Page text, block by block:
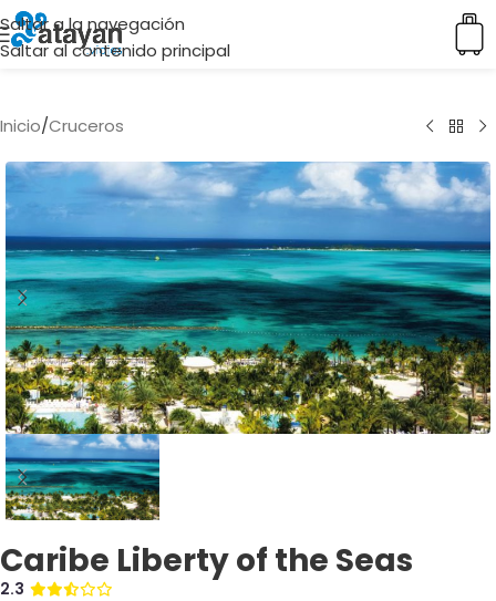
Saltar a la navegación
Saltar al contenido principal
Inicio/Cruceros
Caribe Liberty of the Seas
2.3